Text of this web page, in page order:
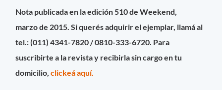
Nota publicada en la edición 510 de Weekend,
marzo de 2015. Si querés adquirir el ejemplar, llamá al
tel.: (011) 4341-7820 / 0810-333-6720. Para
suscribirte a la revista y recibirla sin cargo en tu
domicilio,clickeá aquí.